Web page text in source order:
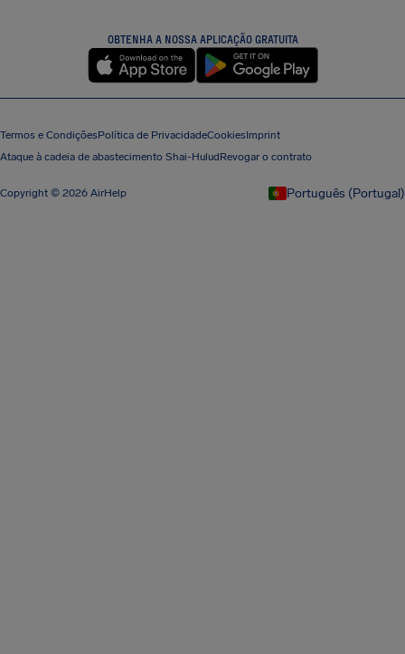
OBTENHA A NOSSA APLICAÇÃO GRATUITA
Termos e CondiçõesPolítica de PrivacidadeCookiesImprint
Ataque à cadeia de abastecimento Shai-HuludRevogar o contrato
Copyright © 2026 AirHelp Português (Portugal)